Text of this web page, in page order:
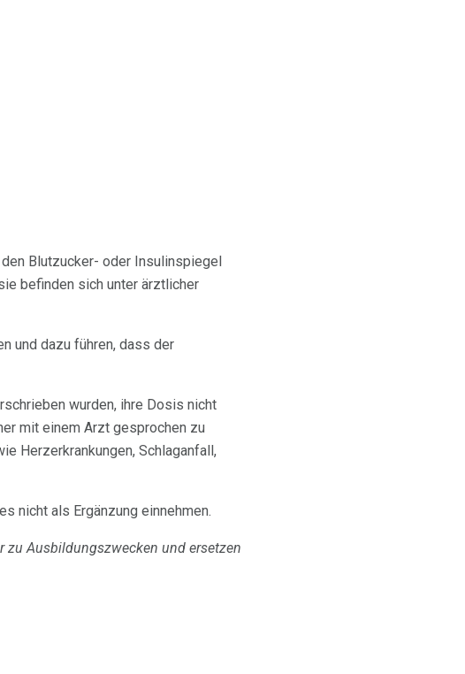
Blutzucker- oder Insulinspiegel
befinden sich unter ärztlicher
und dazu führen, dass der
wurden, ihre Dosis nicht
mit einem Arzt gesprochen zu
Herzerkrankungen, Schlaganfall,
nicht als Ergänzung einnehmen.
zu Ausbildungszwecken und ersetzen